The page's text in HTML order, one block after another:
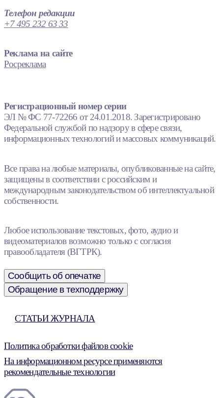
Телефон редакции
+7 495 232 63 33
Реклама на сайте
Росреклама
Регистрационный номер серии
ЭЛ № ФС 77-72266 от 24.01.2018. Зарегистрировано
Федеральной службой по надзору в сфере связи,
информационных технологий и массовых коммуникаций.
Все права на любые материалы, опубликованные на сайте,
защищены в соответствии с российским и
международным законодательством об интеллектуальной
собственности.
Любое использование текстовых, фото, аудио и
видеоматериалов возможно только с согласия
правообладателя (ВГТРК).
Сообщить об опечатке
Обращение в техподдержку
СТАТЬИ ЖУРНАЛА
Политика обработки файлов cookie
На информационном ресурсе применяются
рекомендательные технологии